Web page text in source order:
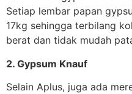
Setiap lembar papan
17kg sehingga terbilang
berat dan tidak mudah
2. Gypsum Knauf
Selain Aplus, juga ada